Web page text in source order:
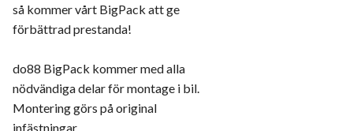
så kommer vårt BigPack att ge
förbättrad prestanda!
do88 BigPack kommer med alla
nödvändiga delar för montage i bil.
Montering görs på original
infästningar.